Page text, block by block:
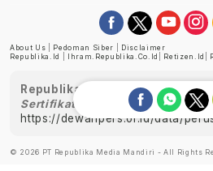
About Us Pedoman Siber
Disclaimer
Republika.id
Ihram.republika.co.id Retizen.id
Republika telah diverifikasi
Sertifikat Nomor 1058/DP-
https://dewanpers.or.id/data/
© 2026 PT Republika Media Mandiri - All Rights